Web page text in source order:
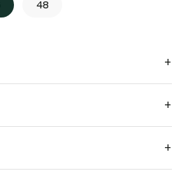
48
+
+
+